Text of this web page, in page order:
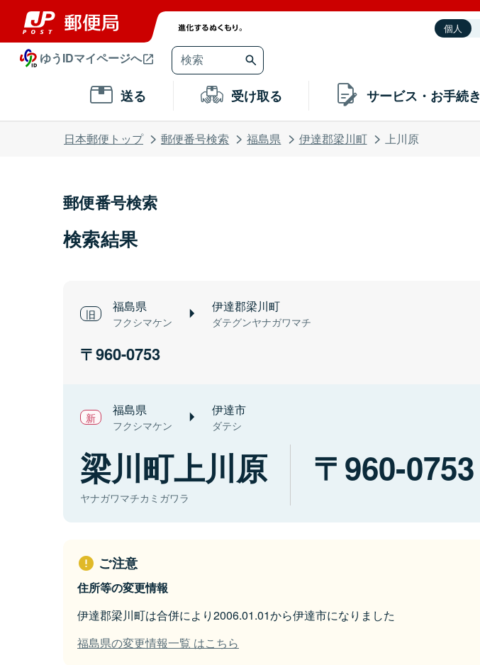
個人
ゆうIDマイページへ
送る 受け取る サービス・お手続き
日本郵便トップ 郵便番号検索 福島県 伊達郡梁川町 上川原
郵便番号検索
検索結果
福島県
フクシマケン
伊達郡梁川町
ダテグンヤナガワマチ
960-0753
福島県
フクシマケン
伊達市
ダテシ
梁川町上川原
ヤナガワマチカミガワラ
960-0753
ご注意
住所等の変更情報
伊達郡梁川町は合併により2006.01.01から伊達市になりました
福島県の変更情報一覧 はこちら